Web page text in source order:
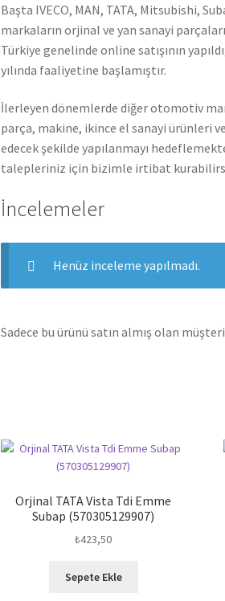
Başta IVECO, MAN, TATA, Mitsubishi,
markaların orjinal ve yan sanayi
Türkiye genelinde online satışının
yılında faaliyetine başlamıştır.
İlerleyen dönemlerde diğer otomotiv
parça, makine, ikince el sanayi ürünleri
edecek şekilde yapılanmayı
talepleriniz için bizimle irtibat
İncelemeler
Henüz inceleme yapılmadı.
Sadece bu ürünü satın almış olan
Orjinal TATA Vista Tdi Emme
Subap (570305129907)
₺423,50
Sepete Ekle